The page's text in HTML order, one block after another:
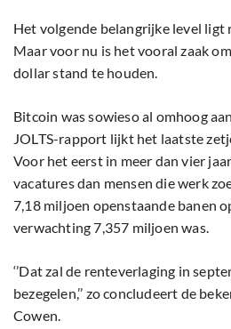
Het volgende belangrijke level ligt
Maar voor nu is het vooral zaak
dollar stand te houden.
Bitcoin was sowieso al omhoog
JOLTS-rapport lijkt het laatste
Voor het eerst in meer dan vier
vacatures dan mensen die werk
7,18 miljoen openstaande banen
verwachting 7,357 miljoen was.
‘’Dat zal de renteverlaging in
bezegelen,’’ zo concludeert de
Cowen.